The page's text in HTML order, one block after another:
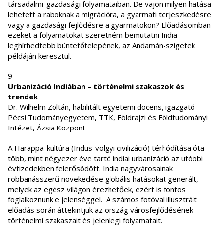
társadalmi-gazdasági folyamataiban. De vajon milyen hatása
lehetett a raboknak a migrációra, a gyarmati terjeszkedésre
vagy a gazdasági fejlődésre a gyarmatokon? Előadásomban
ezeket a folyamatokat szeretném bemutatni India
leghírhedtebb büntetőtelepének, az Andamán-szigetek
példáján keresztül.
9
Urbanizáció Indiában – történelmi szakaszok és
trendek
Dr. Wilhelm Zoltán, habilitált egyetemi docens, igazgató
Pécsi Tudományegyetem, TTK, Földrajzi és Földtudományi
Intézet, Ázsia Központ
A Harappa-kultúra (Indus-völgyi civilizáció) térhódítása óta
több, mint négyezer éve tartó indiai urbanizáció az utóbbi
évtizedekben felerősödött. India nagyvárosainak
robbanásszerű növekedése globális hatásokat generált,
melyek az egész világon érezhetőek, ezért is fontos
foglalkoznunk e jelenséggel. A számos fotóval illusztrált
előadás során áttekintjük az ország városfejlődésének
történelmi szakaszait és jelenlegi folyamatait.